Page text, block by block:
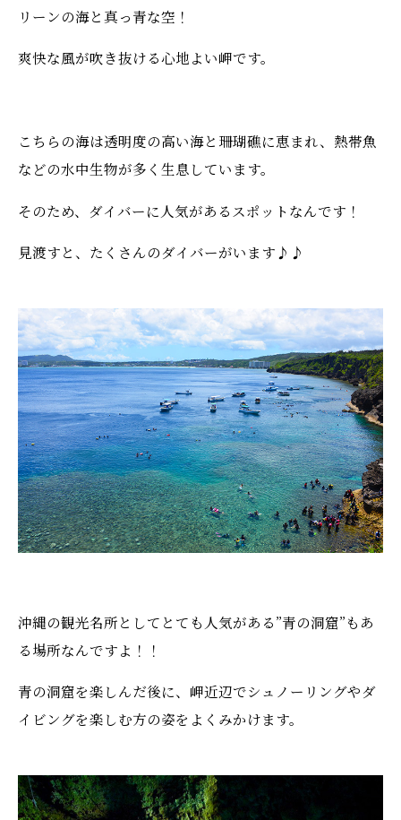
リーンの海と真っ青な空！
爽快な風が吹き抜ける心地よい岬です。
こちらの海は透明度の高い海と珊瑚礁に恵まれ、熱帯魚
などの水中生物が多く生息しています。
そのため、ダイバーに人気があるスポットなんです！
見渡すと、たくさんのダイバーがいます♪♪
沖縄の観光名所としてとても人気がある”青の洞窟”もあ
る場所なんですよ！！
青の洞窟を楽しんだ後に、岬近辺でシュノーリングやダ
イビングを楽しむ方の姿をよくみかけます。